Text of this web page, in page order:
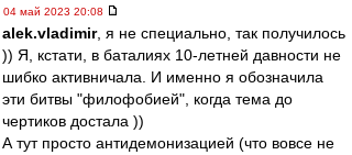
04 май 2023 20:08
alek.vladimir, я не специально, так получилось
)) Я, кстати, в баталиях 10-летней давности не
шибко активничала. И именно я обозначила
эти битвы "филофобией", когда тема до
чертиков достала ))
А тут просто антидемонизацией (что вовсе не